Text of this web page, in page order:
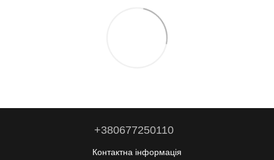
+380677250110
Контактна інформація